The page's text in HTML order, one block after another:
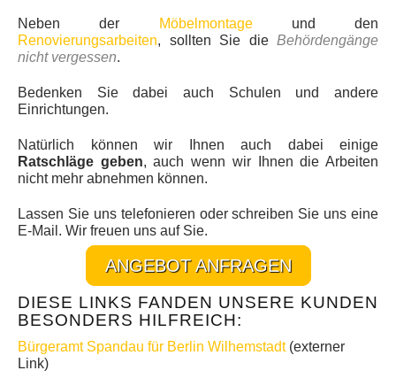
Neben der Möbelmontageund den
Renovierungsarbeiten, sollten Sie die Behördengänge
nicht vergessen.
Bedenken Sie dabei auch Schulen und andere
Einrichtungen.
Natürlich können wir Ihnen auch dabei einige
Ratschläge geben, auch wenn wir Ihnen die Arbeiten
nicht mehr abnehmen können.
Lassen Sie uns telefonieren oder schreiben Sie uns eine
E-Mail. Wir freuen uns auf Sie.
ANGEBOT ANFRAGEN
DIESE LINKS FANDEN UNSERE KUNDEN
BESONDERS HILFREICH:
Bürgeramt Spandau für Berlin Wilhemstadt(externer
Link)